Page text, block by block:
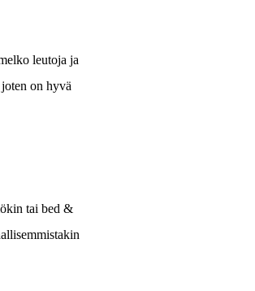
leutoja ja
on hyvä
tai bed &